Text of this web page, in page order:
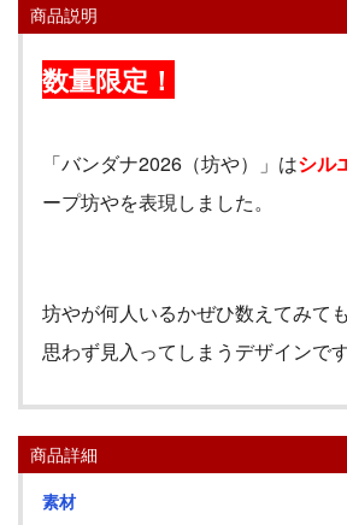
商品説明
数量限定！
「バンダナ2026 （坊や）」はシル
ープ坊やを表現しました。
坊やが何人いるかぜひ数えてみて
思わず見入ってしまうデザインです
商品詳細
素材